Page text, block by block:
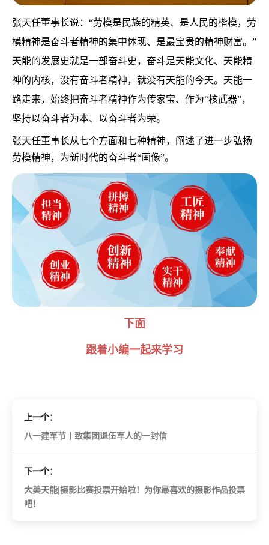
张天任董事长说：“劳模是民族的精英、是人民的楷模，劳
模精神是奋斗者精神的集中体现、是最宝贵的精神财富。”
天能的发展史就是一部奋斗史，奋斗是天能文化、天能精
神的内核，没有奋斗者精神，就没有天能的今天。天能一
路走来，始终把奋斗者精神作为传家宝、作为“核武器”，
坚持以奋斗者为本、以奋斗者为荣。
张天任董事长从七个方面和七种精神，阐述了进一步弘扬
劳模精神，为新时代的奋斗者“画像”。
下面
跟着小编一起来学习
上一个：
八一建军节丨致集团退伍军人的一封信
下一个：
大美天能|摄影比赛投票开始啦！为你最喜欢的摄影作品投票
吧！